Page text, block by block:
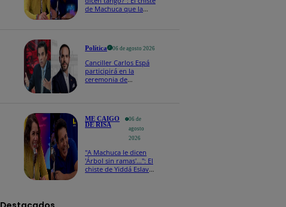
de Machuca que la
Política 06 de agosto 2026
Canciller Carlos Espá
participirá en la
ceremonia de
ME CAIGO
DE RISA
06 de
agosto
2026
"A Machuca le dicen
'Árbol sin ramas'...": El
chiste de Yiddá Eslava